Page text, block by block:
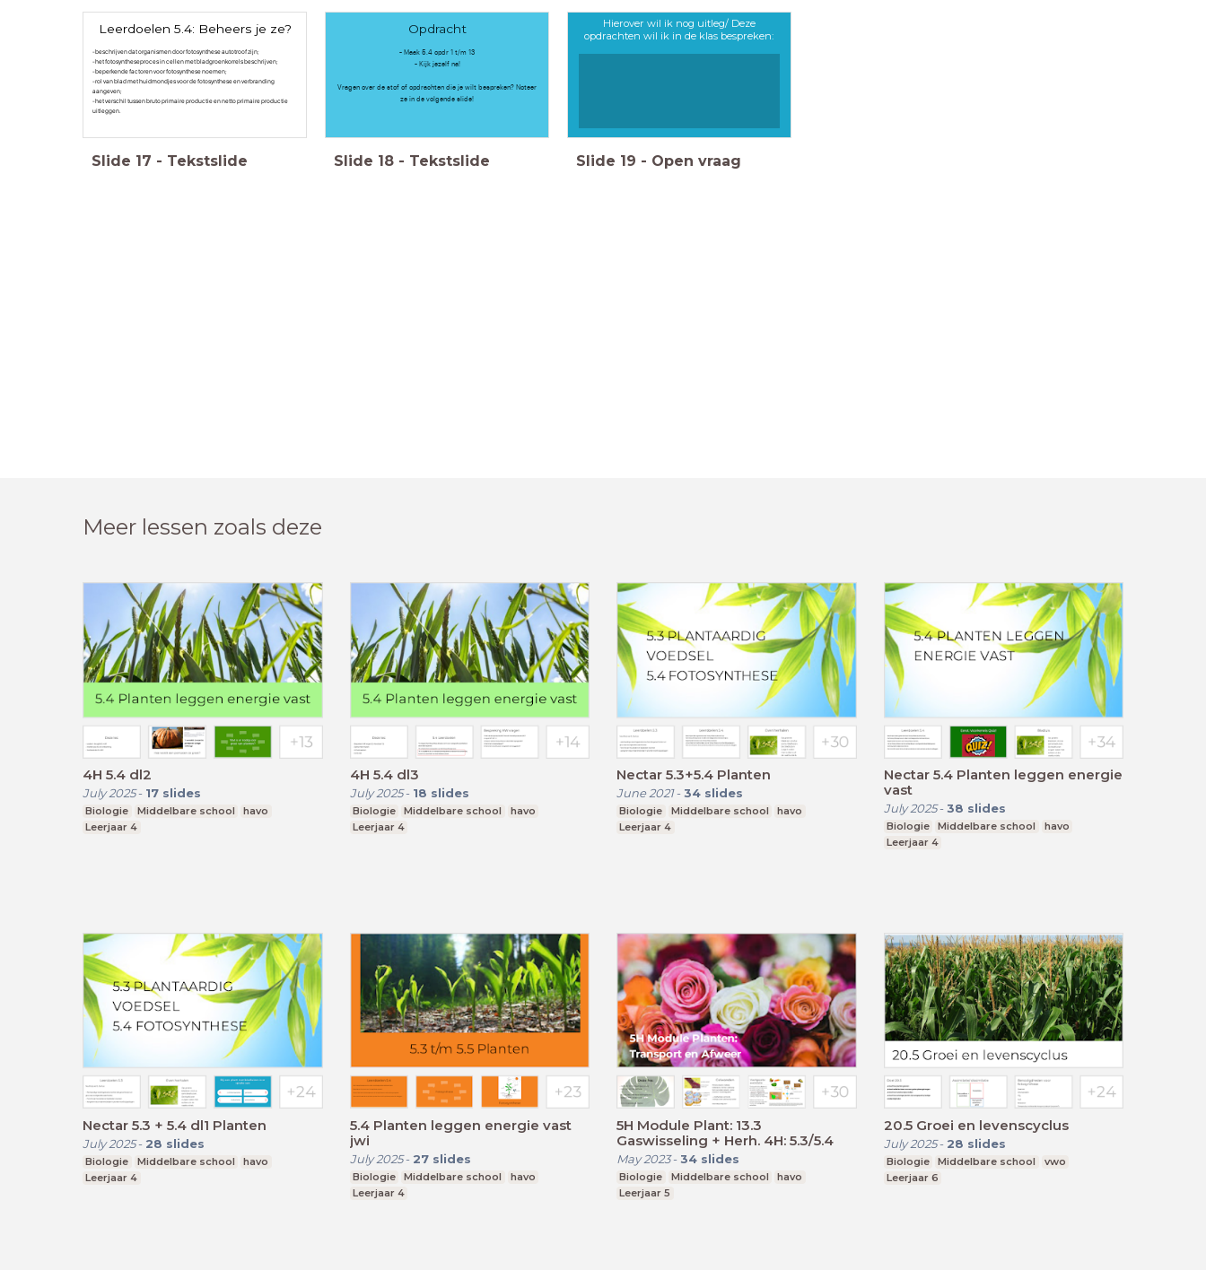
Leerdoelen 5.4: Beheers je ze?
-beschrijven dat organismen door fotosynthese autotroof zijn;
-het fotosyntheseproces in cellen met bladgroenkorrels beschrijven;
-beperkende factoren voor fotosynthese noemen;
-rol van blad met huidmondjes voor de fotosynthese en verbranding
aangeven;
-het verschil tussen bruto primaire productie en netto primaire productie
uitleggen.
Slide 17 - Tekstslide
Opdracht
- Maak 5.4 opdr 1 t/m 13
- Kijk jezelf na!
Vragen over de stof of opdrachten die je wilt bespreken? Noteer
ze in de volgende slide!
Slide 18 - Tekstslide
Hierover wil ik nog uitleg/ Deze
opdrachten wil ik in de klas bespreken:
Slide 19 - Open vraag
Meer lessen zoals deze
4H 5.4 dl2
July 2025- 17 slides
Biologie Middelbare school
havo
Leerjaar 4
4H 5.4 dl3
July 2025- 18 slides
Biologie Middelbare school
havo
Leerjaar 4
Nectar 5.3+5.4 Planten
June 2021- 34 slides
Biologie Middelbare school
havo
Leerjaar 4
Nectar 5.4 Planten leggen energie
vast
July 2025- 38 slides
Biologie Middelbare school
havo
Leerjaar 4
Nectar 5.3 + 5.4 dl1 Planten
July 2025- 28 slides
Biologie Middelbare school
havo
Leerjaar 4
5.4 Planten leggen energie vast
jwi
July 2025- 27 slides
Biologie Middelbare school
havo
Leerjaar 4
5H Module Plant: 13.3
Gaswisseling + Herh. 4H: 5.3/5.4
May 2023- 34 slides
Biologie Middelbare school
havo
Leerjaar 5
20.5 Groei en levenscyclus
July 2025- 28 slides
Biologie Middelbare school
vwo
Leerjaar 6